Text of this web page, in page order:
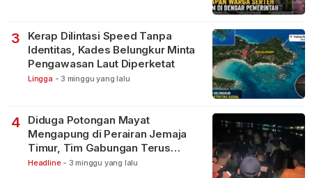
3
Kerap Dilintasi Speed Tanpa
Identitas, Kades Belungkur Minta
Pengawasan Laut Diperketat
Lingga - 3 minggu yang lalu
4
Diduga Potongan Mayat
Mengapung di Perairan Jemaja
Timur, Tim Gabungan Terus
Lakukan Pencarian
Headline - 3 minggu yang lalu